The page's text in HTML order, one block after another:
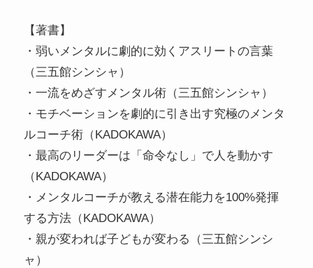
【著書】
・弱いメンタルに劇的に効くアスリートの言葉
（三五館シンシャ）
・一流をめざすメンタル術（三五館シンシャ）
・モチベーションを劇的に引き出す究極のメンタ
ルコーチ術（KADOKAWA）
・最高のリーダーは「命令なし」で人を動かす
（KADOKAWA）
・メンタルコーチが教える潜在能力を100%発揮
する方法（KADOKAWA）
・親が変われば子どもが変わる（三五館シンシ
ャ）